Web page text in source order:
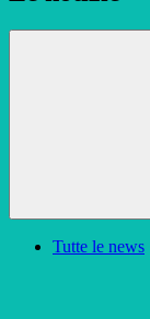
Tutte le news